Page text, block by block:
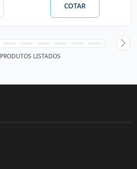
COTAR
PRODUTOS LISTADOS